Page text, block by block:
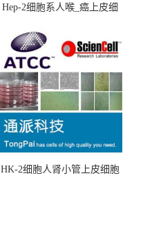
Hep-2细胞系人喉_癌上皮细
HK-2细胞人肾小管上皮细胞